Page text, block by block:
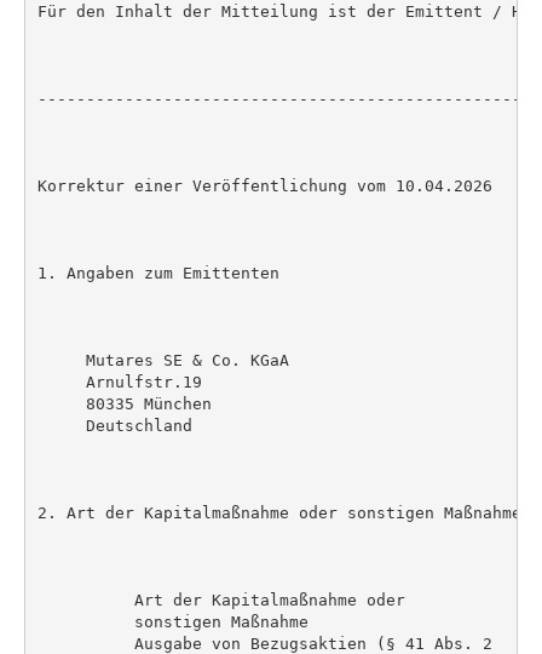
Für den Inhalt der Mitteilung ist der Emittent /
Korrektur einer Veröffentlichung vom 10.04.2026
1. Angaben zum Emittenten
     Mutares SE & Co. KGaA
     Arnulfstr.19
     80335 München
     Deutschland
2. Art der Kapitalmaßnahme oder sonstigen Maßnahme
Art der Kapitalmaßnahme oder
sonstigen Maßnahme
          Ausgabe von Bezugsaktien (§ 41 Abs. 2